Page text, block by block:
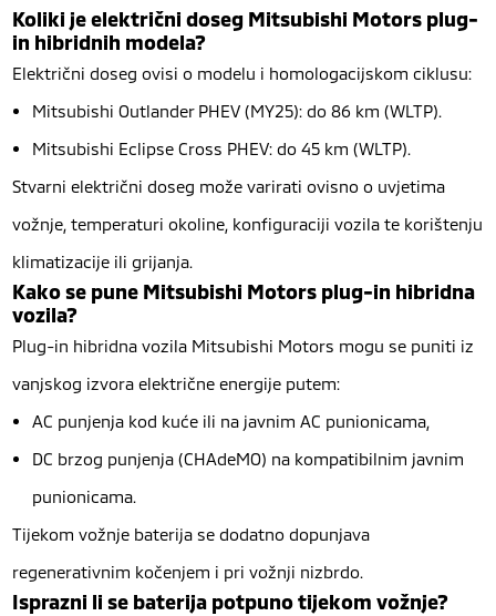
Koliki je električni doseg Mitsubishi Motors plug-
in hibridnih modela?
Električni doseg ovisi o modelu i homologacijskom ciklusu:
Mitsubishi Outlander PHEV (MY25): do 86 km (WLTP).
Mitsubishi Eclipse Cross PHEV: do 45 km (WLTP).
Stvarni električni doseg može varirati ovisno o uvjetima
vožnje, temperaturi okoline, konfiguraciji vozila te korištenju
klimatizacije ili grijanja.
Kako se pune Mitsubishi Motors plug-in hibridna
vozila?
Plug-in hibridna vozila Mitsubishi Motors mogu se puniti iz
vanjskog izvora električne energije putem:
AC punjenja kod kuće ili na javnim AC punionicama,
DC brzog punjenja (CHAdeMO) na kompatibilnim javnim
punionicama.
Tijekom vožnje baterija se dodatno dopunjava
regenerativnim kočenjem i pri vožnji nizbrdo.
Isprazni li se baterija potpuno tijekom vožnje?